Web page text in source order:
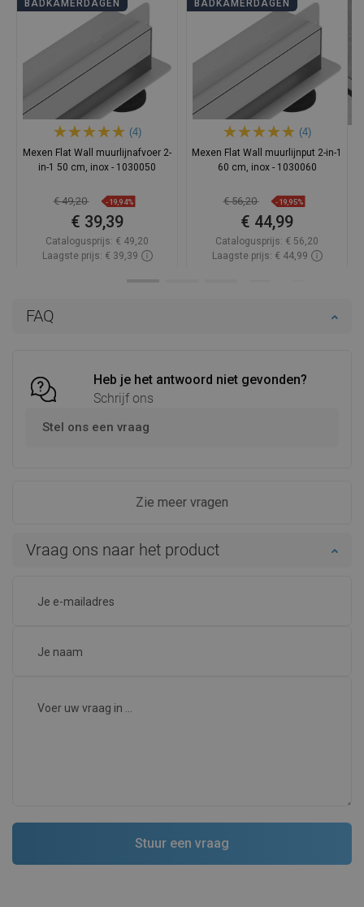
FAQ
Heb je het antwoord niet gevonden?
Schrijf ons
Stel ons een vraag
Zie meer vragen
Vraag ons naar het product
BADKAMERDAGEN
(4)
Mexen Flat Wall muurlijnafvoer 2-
in-1 50 cm, inox - 1030050
€ 49,20 -19,94%
€ 39,39
Catalogusprijs: € 49,20
Laagste prijs: € 39,39
BADKAMERDAGEN
(4)
Mexen Flat Wall muurlijnput 2-in-1
60 cm, inox - 1030060
€ 56,20 -19,95%
€ 44,99
Catalogusprijs: € 56,20
Laagste prijs: € 44,99